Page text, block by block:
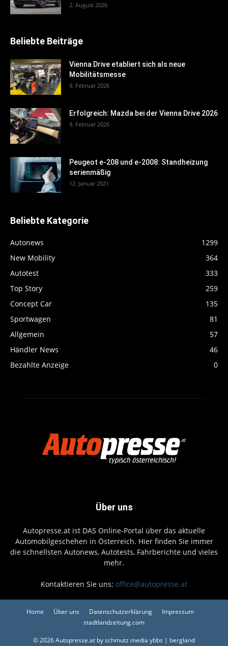
2. August 2026
Beliebte Beiträge
Vienna Drive etabliert sich als neue
Mobilitätsmesse
9. Februar 2026
Erfolgreich: Mazda bei der Vienna Drive 2026
9. Februar 2026
Peugeot e-208 und e-2008: Standheizung
serienmäßig
12. Januar 2021
Beliebte Kategorie
Autonews
1299
New Mobility
364
Autotest
333
Top Story
259
Concept Car
135
Sportwagen
81
Allgemein
57
Händler News
46
Bezahlte Anzeige
0
Über uns
Autopresse.at ist DAS Online-Portal über das aktuelle
Automobilgeschehen in Österreich. Hier finden Sie immer
die schnellsten Autonews, Autotests, Fahrberichte und vieles
mehr.
Kontaktieren Sie uns: office@autopresse.at
Home Über uns Datenschutzerklärung
Impressum
stadtlandzeitung.com
© 2026 Autopresse.at by schmutz media ybbs | bergland